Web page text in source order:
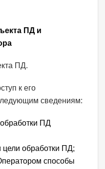
ПД и
ПД.
к его
сведениям:
ПД
обработки ПД;
способы